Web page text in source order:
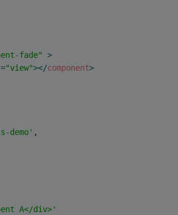
fade" >
="view"></component>
demo' ,
A</div>'